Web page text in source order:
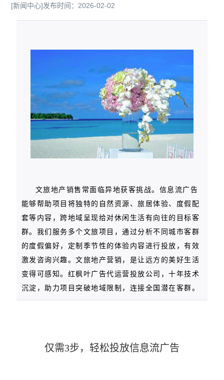
[新闻中心]发布时间：2026-02-02
文旅地产销售常面临异地获客挑战。信息流广告
能够帮助项目将独特的自然资源、旅居体验、度假配
套等内容，跨地域呈现给对休闲生活有向往的目标客
群。我们服务多个文旅项目，通过分析不同城市客群
的度假偏好，定制季节性的体验内容进行投放，有效
激发咨询兴趣。文旅地产营销，是让远方的美好生活
变得可感知。红枫叶广告代运营投放公司，十年技术
沉淀，助力项目突破地域限制，连接全国潜在客群。
仅需3步，轻松投放信息流广告